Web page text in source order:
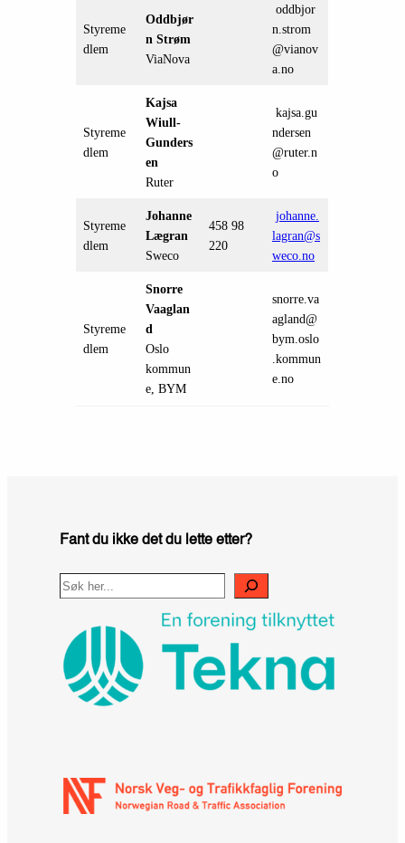
Styreme
dlem
Oddbjør
n Strøm
ViaNova
oddbjor
n.strom
@vianov
a.no
Styreme
dlem
Kajsa
Wiull-
Gunders
en
Ruter
kajsa.gu
ndersen
@ruter.n
o
Styreme
dlem
Johanne
Lægran
Sweco
458 98
220
johanne.
lagran@s
weco.no
Styreme
dlem
Snorre
Vaaglan
d
Oslo
kommun
e, BYM
snorre.va
agland@
bym.oslo
.kommun
e.no
Fant du ikke det du lette etter?
Search